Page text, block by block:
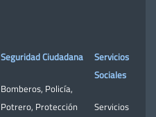
Seguridad Ciudadana
Bomberos, Policía,
Potrero, Protección
Servicios
Sociales
Servicios